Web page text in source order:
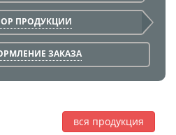
ПРОДУКЦИИ
ЗАКАЗА
вся продукция